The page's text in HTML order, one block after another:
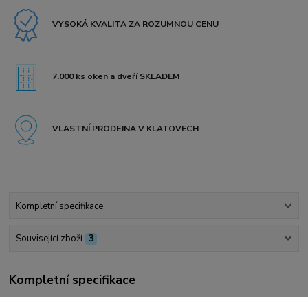
VYSOKÁ KVALITA ZA ROZUMNOU CENU
7.000 ks oken a dveří SKLADEM
VLASTNÍ PRODEJNA V KLATOVECH
Kompletní specifikace
Související zboží 3
Kompletní specifikace